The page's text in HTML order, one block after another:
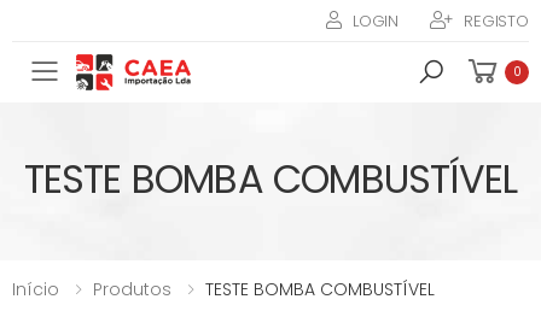
LOGIN REGISTO
Toggle mobile menu 0
TESTE BOMBA COMBUSTÍVEL
Início Produtos TESTE BOMBA COMBUSTÍVEL